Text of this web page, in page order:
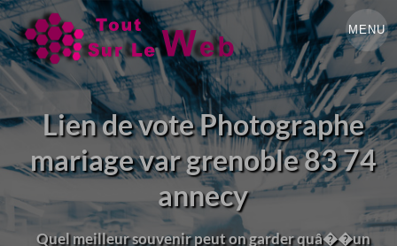
MENU
Lien de vote Photographe
mariage var grenoble 83 74
annecy
Quel meilleur souvenir peut on garder quâ��un